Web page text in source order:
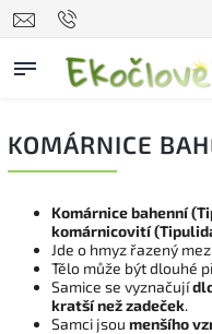
KOMÁRNICE
Komárnice bahenní
komárnicovití
Jde o hmyz řazený
Tělo může být dlouhé
Samice se vyznačují
kratší než zadeček.
Samci jsou menšího